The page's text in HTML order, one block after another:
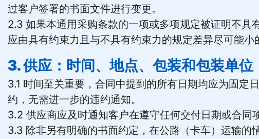
过客户签署的书面文件进行变更。
2.3 如果本通用采购条款的一项或多项规定被证明不
应由具有约束力且与不具有约束力的规定差异尽可能小
3. 供应：时间、地点、包装和包装单位
3.1 时间至关重要，合同中提到的所有日期均应为固定
约，无需进一步的违约通知。
3.2 供应商应及时通知客户在遵守任何交付日期或合同
3.3 除非另有明确的书面约定，在公路（卡车）运输